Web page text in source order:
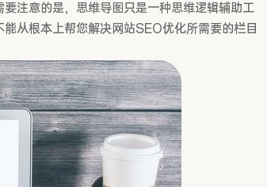
注意的是，思维导图只是一种思维逻辑辅助工
从根本上帮您解决网站SEO优化所需要的栏目